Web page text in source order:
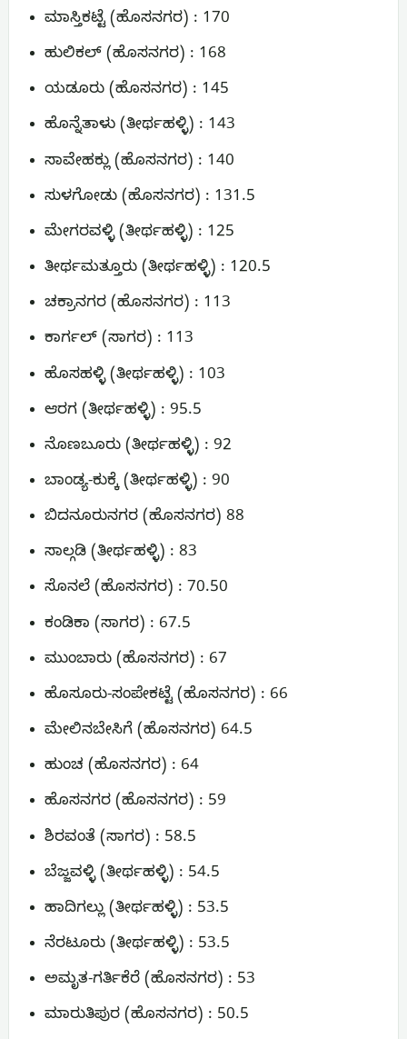
ಮಾಸ್ತಿಕಟ್ಟೆ (ಹೊಸನಗರ) : 170
ಹುಲಿಕಲ್ (ಹೊಸನಗರ) : 168
ಯಡೂರು (ಹೊಸನಗರ) : 145
ಹೊನ್ನೆತಾಳು (ತೀರ್ಥಹಳ್ಳಿ) : 143
ಸಾವೇಹಕ್ಲು (ಹೊಸನಗರ) : 140
ಸುಳಗೋಡು (ಹೊಸನಗರ) : 131.5
ಮೇಗರವಳ್ಳಿ (ತೀರ್ಥಹಳ್ಳಿ) : 125
ತೀರ್ಥಮತ್ತೂರು (ತೀರ್ಥಹಳ್ಳಿ) : 120.5
ಚಕ್ರಾನಗರ (ಹೊಸನಗರ) : 113
ಕಾರ್ಗಲ್ (ಸಾಗರ) : 113
ಹೊಸಹಳ್ಳಿ (ತೀರ್ಥಹಳ್ಳಿ) : 103
ಆರಗ (ತೀರ್ಥಹಳ್ಳಿ) : 95.5
ನೊಣಬೂರು (ತೀರ್ಥಹಳ್ಳಿ) : 92
ಬಾಂಡ್ಯ-ಕುಕ್ಕೆ (ತೀರ್ಥಹಳ್ಳಿ) : 90
ಬಿದನೂರುನಗರ (ಹೊಸನಗರ) 88
ಸಾಲ್ಗಡಿ (ತೀರ್ಥಹಳ್ಳಿ) : 83
ಸೊನಲೆ (ಹೊಸನಗರ) : 70.50
ಕಂಡಿಕಾ (ಸಾಗರ) : 67.5
ಮುಂಬಾರು (ಹೊಸನಗರ) : 67
ಹೊಸೂರು-ಸಂಪೇಕಟ್ಟೆ (ಹೊಸನಗರ) : 66
ಮೇಲಿನಬೇಸಿಗೆ (ಹೊಸನಗರ) 64.5
ಹುಂಚ (ಹೊಸನಗರ) : 64
ಹೊಸನಗರ (ಹೊಸನಗರ) : 59
ಶಿರವಂತೆ (ಸಾಗರ) : 58.5
ಬೆಜ್ಜವಳ್ಳಿ (ತೀರ್ಥಹಳ್ಳಿ) : 54.5
ಹಾದಿಗಲ್ಲು (ತೀರ್ಥಹಳ್ಳಿ) : 53.5
ನೆರಟೂರು (ತೀರ್ಥಹಳ್ಳಿ) : 53.5
ಅಮೃತ-ಗರ್ತಿಕೆರೆ (ಹೊಸನಗರ) : 53
ಮಾರುತಿಪುರ (ಹೊಸನಗರ) : 50.5